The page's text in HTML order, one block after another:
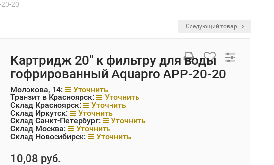
20
Следующий товар
Картридж 20" к фильтру для воды
гофрированный Aquapro APP-20-20
Молокова, 14:
Уточнить
Транзит в Красноярск:
Уточнить
Склад Красноярск:
Уточнить
Склад Иркутск:
Уточнить
Склад Санкт-Петербург:
Уточнить
Склад Москва:
Уточнить
Склад Новосибирск:
Уточнить
10,08 руб.